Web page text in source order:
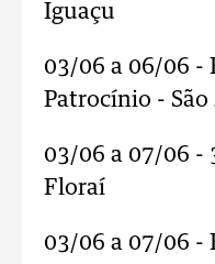
Iguaçu
03/06 a 06/06 -
Patrocínio -
03/06 a 07/06 -
Floraí
03/06 a 07/06 -